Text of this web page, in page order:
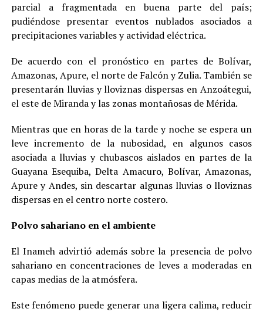
parcial a fragmentada en buena parte del país;
pudiéndose presentar eventos nublados asociados a
precipitaciones variables y actividad eléctrica.
De acuerdo con el pronóstico en partes de Bolívar,
Amazonas, Apure, el norte de Falcón y Zulia. También se
presentarán lluvias y lloviznas dispersas en Anzoátegui,
el este de Miranda y las zonas montañosas de Mérida.
Mientras que en horas de la tarde y noche se espera un
leve incremento de la nubosidad, en algunos casos
asociada a lluvias y chubascos aislados en partes de la
Guayana Esequiba, Delta Amacuro, Bolívar, Amazonas,
Apure y Andes, sin descartar algunas lluvias o lloviznas
dispersas en el centro norte costero.
Polvo sahariano en el ambiente
El Inameh advirtió además sobre la presencia de polvo
sahariano en concentraciones de leves a moderadas en
capas medias de la atmósfera.
Este fenómeno puede generar una ligera calima, reducir